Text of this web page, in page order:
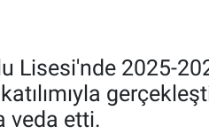
Lisesi'nde 2025-
veda etti.